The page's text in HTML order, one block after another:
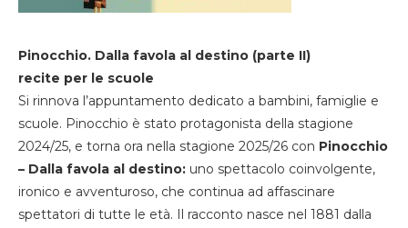
Pinocchio. Dalla favola al destino (parte II)
recite per le scuole
Si rinnova l’appuntamento dedicato a bambini, famiglie e
scuole. Pinocchio è stato protagonista della stagione
2024/25, e torna ora nella stagione 2025/26 con Pinocchio
– Dalla favola al destino: uno spettacolo coinvolgente,
ironico e avventuroso, che continua ad affascinare
spettatori di tutte le età. Il racconto nasce nel 1881 dalla